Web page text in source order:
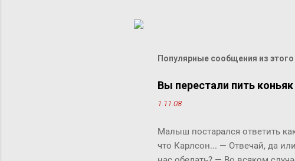
Популярные сообщения из этого
Вы перестали пить
1.11.08
Малыш постарался ответить
что Карлсон... ― Отвечай, да